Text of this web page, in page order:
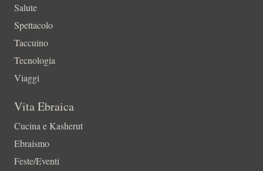
Salute
Spettacolo
Taccuino
Tecnologia
Viaggi
Vita Ebraica
Cucina e Kasherut
Ebraismo
Feste/Eventi